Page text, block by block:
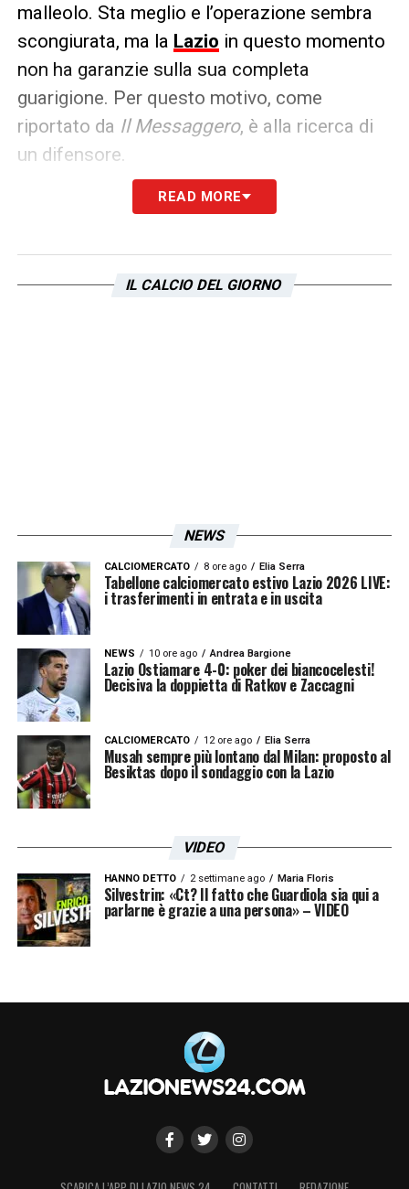
malleolo. Sta meglio e l’operazione sembra
scongiurata, ma la Lazio in questo momento
non ha garanzie sulla sua completa
guarigione. Per questo motivo, come
riportato da Il Messaggero, è alla ricerca di
un difensore.
Infatti, il direttore sportivoFabiani
Abakar Sylla, originario della Costa D’Avorio.
Abbandonate le piste che portano a Kike
READ MORE
IL CALCIO DEL GIORNO
NEWS
CALCIOMERCATO 8 ore ago Elia Serra
Tabellone calciomercato estivo Lazio 2026 LIVE:
i trasferimenti in entrata e in uscita
NEWS 10 ore ago Andrea Bargione
Lazio Ostiamare 4-0: poker dei biancocelesti!
Decisiva la doppietta di Ratkov e Zaccagni
CALCIOMERCATO 12 ore ago Elia Serra
Musah sempre più lontano dal Milan: proposto al
Besiktas dopo il sondaggio con la Lazio
VIDEO
HANNO DETTO 2 settimane ago Maria Floris
Silvestrin: «Ct? Il fatto che Guardiola sia qui a
parlarne è grazie a una persona» – VIDEO